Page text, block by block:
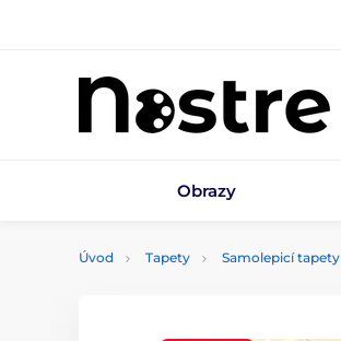
Obrazy
Úvod Tapety Samolepicí tapety